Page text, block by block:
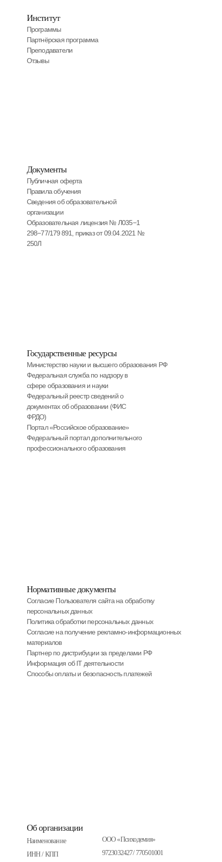
Об организации
Наименование
ООО «Психодемия»
ИНН / КПП
9723032427/ 770501001
Институт
Программы
Партнёрская программа
Преподаватели
Отзывы
Государственные ресурсы
Министерство науки и высшего образования РФ
Федеральная служба по надзору в
сфере образования и науки
Федеральный реестр сведений о
документах об образовании (ФИС
ФРДО)
Портал «Российское образование»
Федеральный портал дополнительного
профессионального образования
Нормативные документы
Согласие Пользователя сайта на обработку
персональных данных
Политика обработки персональных данных
Cогласие на получение рекламно-информационных
материалов
Партнер по дистрибуции за пределами РФ
Информация об IT деятельности
Способы оплаты и безопасность платежей
Документы
Публичная оферта
Правила обучения
Сведения об образовательной
организации
Образовательная лицензия № Л035−1
298−77/179 891, приказ от 09.04.2021 №
250Л